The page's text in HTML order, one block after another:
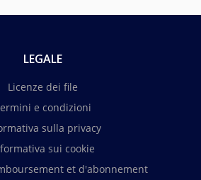
LEGALE
Licenze dei file
e condizioni
sulla privacy
sui cookie
et d'abonnement